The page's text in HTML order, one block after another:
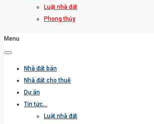
Luật nhà đất
Phong thủy
Menu
Nhà đất bán
Nhà đất cho thuê
Dự án
Tin tức…
Luật nhà đất